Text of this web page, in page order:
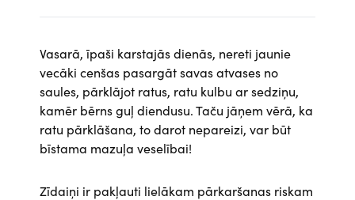
Vasarā, īpaši karstajās dienās, nereti jaunie
vecāki cenšas pasargāt savas atvases no
saules, pārklājot ratus, ratu kulbu ar sedziņu,
kamēr bērns guļ diendusu. Taču jāņem vērā, ka
ratu pārklāšana, to darot nepareizi, var būt
bīstama mazuļa veselībai!
Zīdaiņi ir pakļauti lielākam pārkaršanas riskam